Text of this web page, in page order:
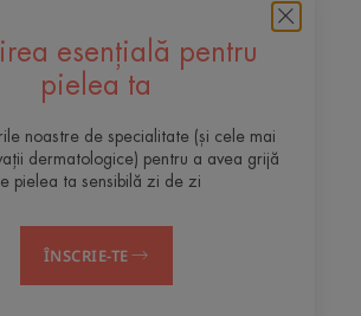
esențială pentru
pielea ta
noastre de specialitate (și cele mai
dermatologice) pentru a avea grijă
pielea ta sensibilă zi de zi
ÎNSCRIE-TE
Întrebări frecvente